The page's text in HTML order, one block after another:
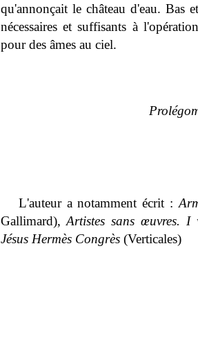
qu'annonçait le château d'eau. Bas
nécessaires et suffisants à
pour des âmes au ciel.
L'auteur a notamment écrit :
Gallimard),Artistes sans œuvres.
Jésus Hermès Congrès(Verticales)